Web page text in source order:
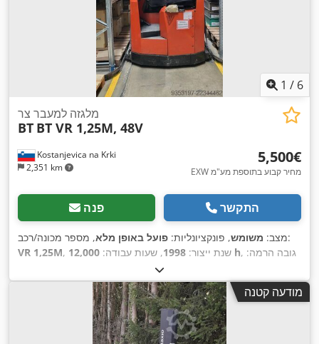
1 / 6
Kostanjevica na Krki
2,351 km
מלגזה למעבר צר
BT BT VR 1,25M, 48V
‏5,500 ‏€
EXW מחיר קבוע בתוספת מע"מ
פנה התקשר
מצב: משומש, פונקציונליות: פועל באופן מלא
, מספר מכונה/רכב:
VR 1,25M
, שנת ייצור: 1998, שעות עבודה: 12,000 h , גובה הרמה:
1,075 ק"ג
היסט צד, היסטוריית שירות מלאה, קְלָפוֹת מַזְלֵג (forks for
מודעה קטנה